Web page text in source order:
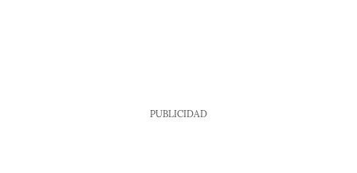
PUBLICIDAD